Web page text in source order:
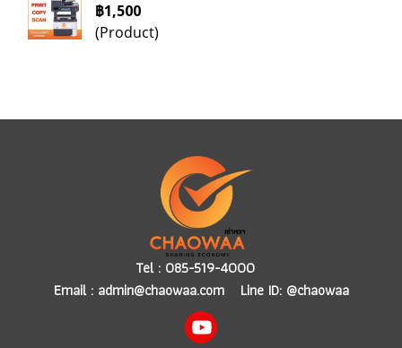
฿1,500
(Product)
Tel : 085-519-4000
Email : admin@chaowaa.comLine ID: @chaowaa